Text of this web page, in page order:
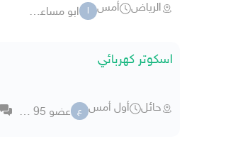
الرياض أمس ا ابو مساعد 10011
اسكوتر كهربائي
حائل أول أمس ع عضو 95 47633